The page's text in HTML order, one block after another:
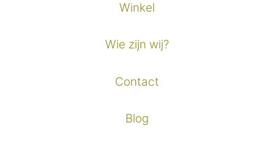
Winkel
Wie zijn wij?
Contact
Blog